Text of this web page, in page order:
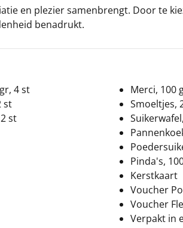
en plezier samenbrengt. Door te
benadrukt.
4 st
st
st
Merci, 100
Smoeltjes,
Pinda's,
Kerstkaart
Voucher
Voucher
Verpakt in